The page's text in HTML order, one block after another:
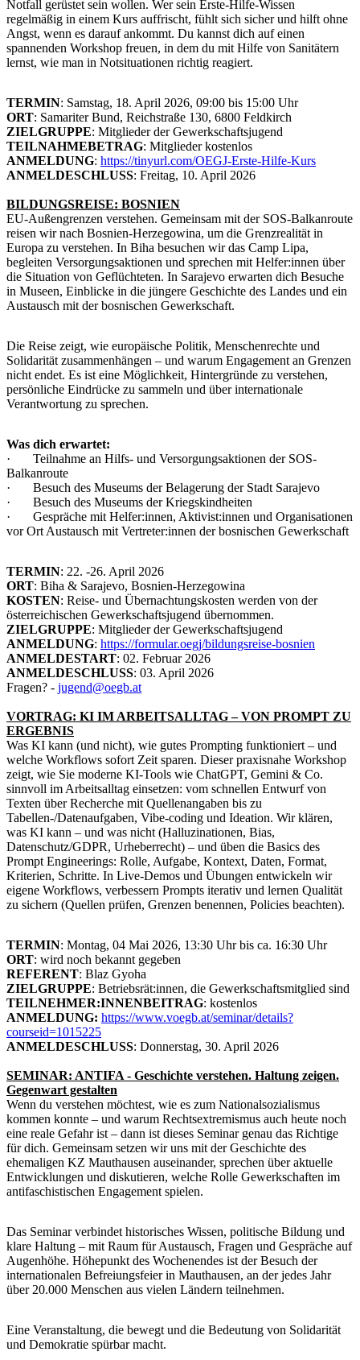
Notfall gerüstet sein wollen. Wer sein Erste-Hilfe-Wissen
regelmäßig in einem Kurs auffrischt, fühlt sich sicher und hilft ohne
Angst, wenn es darauf ankommt. Du kannst dich auf einen
spannenden Workshop freuen, in dem du mit Hilfe von Sanitätern
lernst, wie man in Notsituationen richtig reagiert.
TERMIN: Samstag, 18. April 2026, 09:00 bis 15:00 Uhr
ORT: Samariter Bund, Reichstraße 130, 6800 Feldkirch
ZIELGRUPPE: Mitglieder der Gewerkschaftsjugend
TEILNAHMEBETRAG: Mitglieder kostenlos
ANMELDUNG: https://tinyurl.com/OEGJ-Erste-Hilfe-Kurs
ANMELDESCHLUSS: Freitag, 10. April 2026
BILDUNGSREISE: BOSNIEN
EU-Außengrenzen verstehen. Gemeinsam mit der SOS-Balkanroute
reisen wir nach Bosnien-Herzegowina, um die Grenzrealität in
Europa zu verstehen. In Biha besuchen wir das Camp Lipa,
begleiten Versorgungsaktionen und sprechen mit Helfer:innen über
die Situation von Geflüchteten. In Sarajevo erwarten dich Besuche
in Museen, Einblicke in die jüngere Geschichte des Landes und ein
Austausch mit der bosnischen Gewerkschaft.
Die Reise zeigt, wie europäische Politik, Menschenrechte und
Solidarität zusammenhängen – und warum Engagement an Grenzen
nicht endet. Es ist eine Möglichkeit, Hintergründe zu verstehen,
persönliche Eindrücke zu sammeln und über internationale
Verantwortung zu sprechen.
Was dich erwartet:
· Teilnahme an Hilfs- und Versorgungsaktionen der SOS-
Balkanroute
· Besuch des Museums der Belagerung der Stadt Sarajevo
· Besuch des Museums der Kriegskindheiten
· Gespräche mit Helfer:innen, Aktivist:innen und Organisationen
vor Ort Austausch mit Vertreter:innen der bosnischen Gewerkschaft
TERMIN: 22. -26. April 2026
ORT: Biha & Sarajevo, Bosnien-Herzegowina
KOSTEN: Reise- und Übernachtungskosten werden von der
österreichischen Gewerkschaftsjugend übernommen.
ZIELGRUPPE: Mitglieder der Gewerkschaftsjugend
ANMELDUNG: https://formular.oegj/bildungsreise-bosnien
ANMELDESTART: 02. Februar 2026
ANMELDESCHLUSS: 03. April 2026
Fragen? - jugend@oegb.at
VORTRAG: KI IM ARBEITSALLTAG – VON PROMPT ZU
ERGEBNIS
Was KI kann (und nicht), wie gutes Prompting funktioniert – und
welche Workflows sofort Zeit sparen. Dieser praxisnahe Workshop
zeigt, wie Sie moderne KI-Tools wie ChatGPT, Gemini & Co.
sinnvoll im Arbeitsalltag einsetzen: vom schnellen Entwurf von
Texten über Recherche mit Quellenangaben bis zu
Tabellen-/Datenaufgaben, Vibe-coding und Ideation. Wir klären,
was KI kann – und was nicht (Halluzinationen, Bias,
Datenschutz/GDPR, Urheberrecht) – und üben die Basics des
Prompt Engineerings: Rolle, Aufgabe, Kontext, Daten, Format,
Kriterien, Schritte. In Live-Demos und Übungen entwickeln wir
eigene Workflows, verbessern Prompts iterativ und lernen Qualität
zu sichern (Quellen prüfen, Grenzen benennen, Policies beachten).
TERMIN: Montag, 04 Mai 2026, 13:30 Uhr bis ca. 16:30 Uhr
ORT: wird noch bekannt gegeben
REFERENT: Blaz Gyoha
ZIELGRUPPE: Betriebsrät:innen, die Gewerkschaftsmitglied sind
TEILNEHMER:INNENBEITRAG: kostenlos
ANMELDUNG: https://www.voegb.at/seminar/details?
courseid=1015225
ANMELDESCHLUSS: Donnerstag, 30. April 2026
SEMINAR: ANTIFA - Geschichte verstehen. Haltung zeigen.
Gegenwart gestalten
Wenn du verstehen möchtest, wie es zum Nationalsozialismus
kommen konnte – und warum Rechtsextremismus auch heute noch
eine reale Gefahr ist – dann ist dieses Seminar genau das Richtige
für dich. Gemeinsam setzen wir uns mit der Geschichte des
ehemaligen KZ Mauthausen auseinander, sprechen über aktuelle
Entwicklungen und diskutieren, welche Rolle Gewerkschaften im
antifaschistischen Engagement spielen.
Das Seminar verbindet historisches Wissen, politische Bildung und
klare Haltung – mit Raum für Austausch, Fragen und Gespräche auf
Augenhöhe. Höhepunkt des Wochenendes ist der Besuch der
internationalen Befreiungsfeier in Mauthausen, an der jedes Jahr
über 20.000 Menschen aus vielen Ländern teilnehmen.
Eine Veranstaltung, die bewegt und die Bedeutung von Solidarität
und Demokratie spürbar macht.